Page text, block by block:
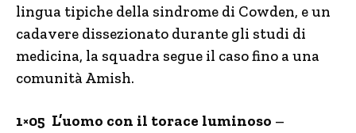
lingua tipiche della sindrome di Cowden, e un
cadavere dissezionato durante gli studi di
medicina, la squadra segue il caso fino a una
comunità Amish.
1×05 L’uomo con il torace luminoso –